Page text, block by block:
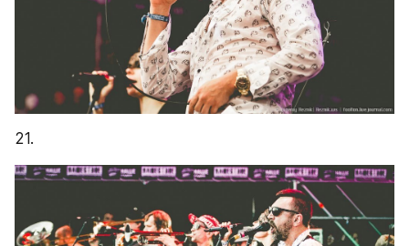
21.